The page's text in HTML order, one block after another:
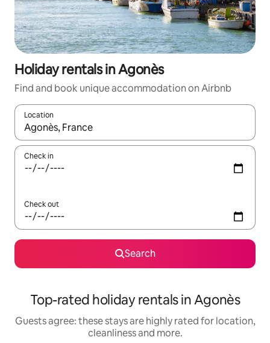
Holiday rentals in Agonès
Find and book unique accommodation on Airbnb
Location
When results are available, navigate with the up and down
Check in
Check out
Search
Top-rated holiday rentals in Agonès
Guests agree: these stays are highly rated for location,
cleanliness and more.